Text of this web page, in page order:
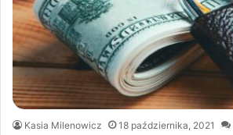
Kasia Milenowicz 18 października, 2021